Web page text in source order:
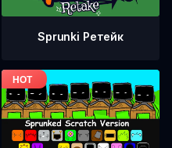
Sprunki Ретейк